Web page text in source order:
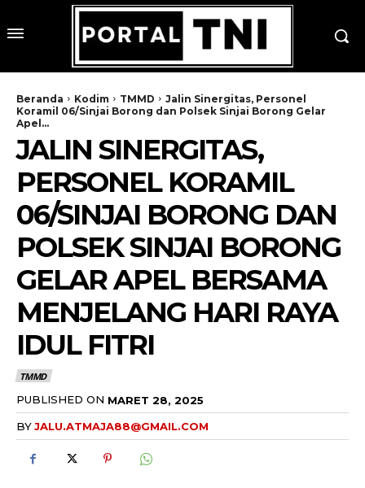
Beranda Kodim TMMD
Jalin Sinergitas, Personel
Koramil 06/Sinjai Borong dan Polsek Sinjai Borong Gelar
Apel...
JALIN SINERGITAS,
PERSONEL KORAMIL
06/SINJAI BORONG DAN
POLSEK SINJAI BORONG
GELAR APEL BERSAMA
MENJELANG HARI RAYA
IDUL FITRI
TMMD
PUBLISHED ON MARET 28, 2025
BYJALU.ATMAJA88@GMAIL.COM